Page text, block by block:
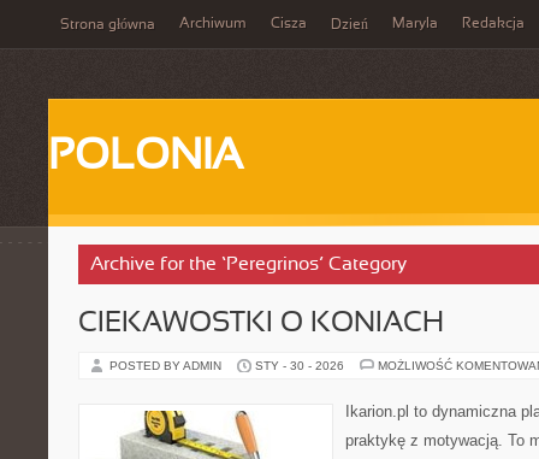
Strona główna Archiwum Cisza Dzień Maryla Redakcja
POLONIA
Archive for the ‘Peregrinos’ Category
CIEKAWOSTKI O KONIACH
POSTED BY ADMIN STY - 30 - 2026 MOŻLIWOŚĆ
Ikarion.pl to dynamiczna
praktykę z motywacją. To